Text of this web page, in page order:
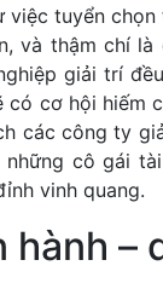
tuyển
và thậm chí
giải trí
có cơ hội hiếm
các công ty
cô gái
vinh quang.
hành –